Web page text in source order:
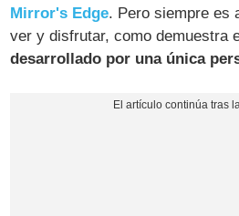
Mirror's Edge. Pero siempre es
ver y disfrutar, como demuestra
desarrollado por una única